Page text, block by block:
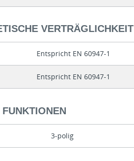
VERTRÄGLICHKEIT
Entspricht EN 60947-1
Entspricht EN 60947-1
3-polig